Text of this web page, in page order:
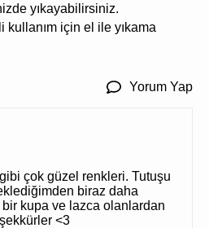
yıkayabilirsiniz.
kullanım için el ile yıkama
Yorum Yap
çok güzel renkleri. Tutuşu
biraz daha
kupa ve lazca olanlardan
<3